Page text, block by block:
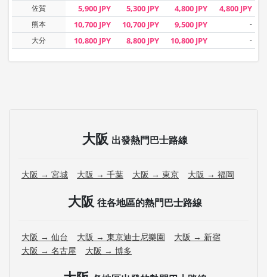
佐賀 5,900 JPY 5,300 JPY 4,800 JPY 4,800 JPY
熊本 10,700 JPY 10,700 JPY 9,500 JPY
-
大分
10,800 JPY 8,800 JPY 10,800 JPY -
大阪 出發熱門巴士路線
大阪 → 宮城 大阪 → 千葉 大阪 → 東京 大阪 → 福岡
大阪 往各地區的熱門巴士路線
大阪 → 仙台 大阪 → 東京迪士尼樂園
大阪 → 新宿
大阪 → 名古屋
大阪 → 博多